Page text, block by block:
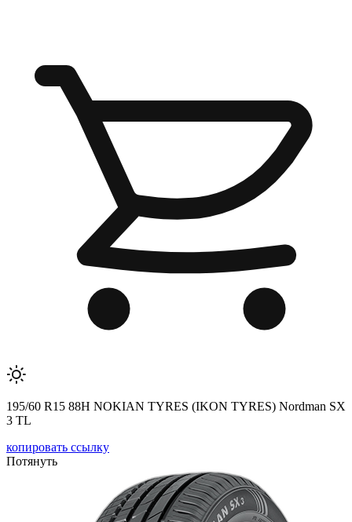
195/60 R15 88H NOKIAN TYRES (IKON TYRES) Nordman SX
3 TL
копировать ссылку
Потянуть